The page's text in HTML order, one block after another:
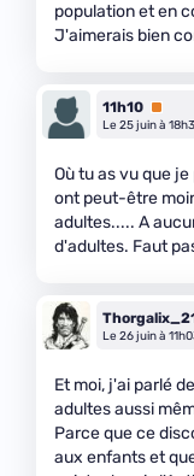
population et en
J'aimerais bien
11h10 Premium
Le 25 juin à
Où tu as vu que
ont peut-être
adultes..... A
d'adultes. Faut
Le 26 juin à
Et moi, j'ai parlé
adultes aussi
Parce que ce
aux enfants et